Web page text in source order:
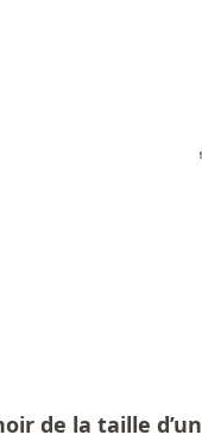
de la taille d’un